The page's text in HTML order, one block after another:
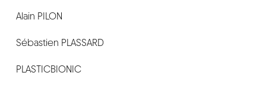
Alain PILON
Sébastien PLASSARD
PLASTICBIONIC